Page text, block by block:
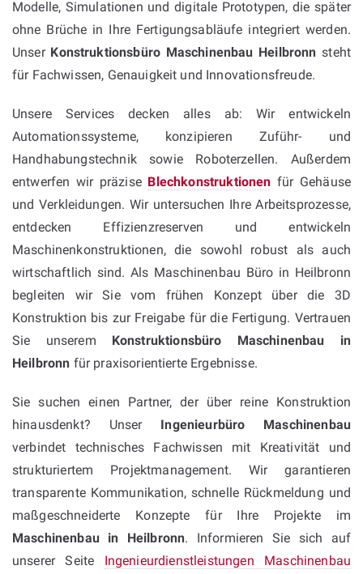
Modelle, Simulationen und digitale Prototypen, die später
ohne Brüche in Ihre Fertigungsabläufe integriert werden.
Unser Konstruktionsbüro Maschinenbau Heilbronn steht
für Fachwissen, Genauigkeit und Innovationsfreude.
Unsere Services decken alles ab: Wir entwickeln
Automationssysteme, konzipieren Zuführ- und
Handhabungstechnik sowie Roboterzellen. Außerdem
entwerfen wir präzise Blechkonstruktionen für Gehäuse
und Verkleidungen. Wir untersuchen Ihre Arbeitsprozesse,
entdecken Effizienzreserven und entwickeln
Maschinenkonstruktionen, die sowohl robust als auch
wirtschaftlich sind. Als Maschinenbau Büro in Heilbronn
begleiten wir Sie vom frühen Konzept über die 3D
Konstruktion bis zur Freigabe für die Fertigung. Vertrauen
Sie unserem Konstruktionsbüro Maschinenbau in
Heilbronn für praxisorientierte Ergebnisse.
Sie suchen einen Partner, der über reine Konstruktion
hinausdenkt? Unser Ingenieurbüro Maschinenbau
verbindet technisches Fachwissen mit Kreativität und
strukturiertem Projektmanagement. Wir garantieren
transparente Kommunikation, schnelle Rückmeldung und
maßgeschneiderte Konzepte für Ihre Projekte im
Maschinenbau in Heilbronn. Informieren Sie sich auf
unserer Seite Ingenieurdienstleistungen Maschinenbau